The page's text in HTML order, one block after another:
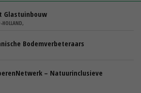
Glastuinbouw
Bodemverbeteraars
– Natuurinclusieve